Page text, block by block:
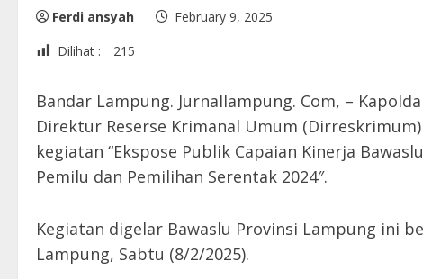
Ferdi ansyah
February 9, 2025
Dilihat :
215
Bandar Lampung. Jurnallampung. Com, –
Direktur Reserse Krimanal Umum
kegiatan “Ekspose Publik Capaian Kinerja
Pemilu dan Pemilihan Serentak 2024″.
Kegiatan digelar Bawaslu Provinsi Lampung ini
Lampung, Sabtu (8/2/2025).